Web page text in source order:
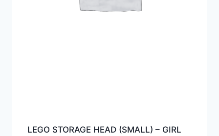
LEGO STORAGE HEAD (SMALL) – GIRL